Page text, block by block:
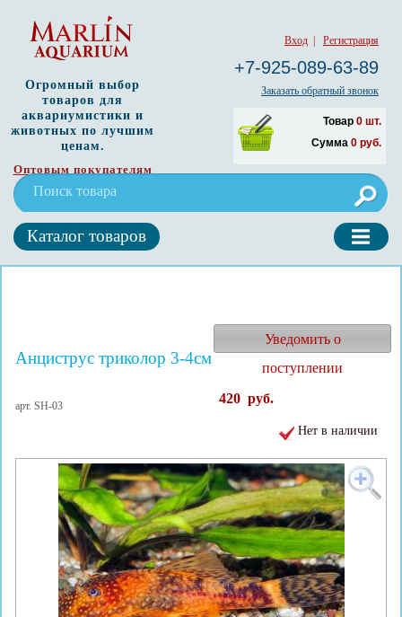
Вход Регистрация
+7-925-089-63-89
Заказать обратный звонок
Товар 0 шт.
Сумма 0 руб.
Огромный выбор
товаров для
аквариумистики и
животных по лучшим
ценам.
Оптовым покупателям
Каталог товаров
Анциструс триколор 3-4см
арт. SH-03
Уведомить о
поступлении
420 руб.
Нет в наличии